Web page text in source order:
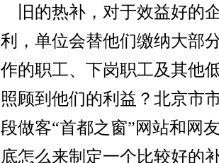
旧的热补，对于效益好的
利，单位会替他们缴纳大部
作的职工、下岗职工及其他
照顾到他们的利益？北京市
段做客“首都之窗”网站和网
底怎么来制定一个比较好的